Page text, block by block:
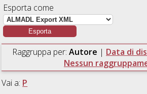
Esporta come
Raggruppa per: Autore | Data di
Nessun
Vai a: P